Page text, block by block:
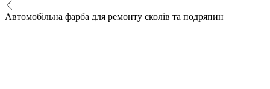
Автомобільна фарба для ремонту сколів та подряпин